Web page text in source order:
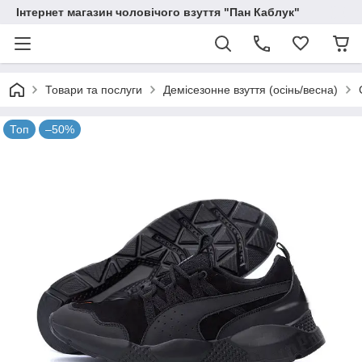
Інтернет магазин чоловічого взуття "Пан Каблук"
Товари та послуги Демісезонне взуття (осінь/весна)
Топ –50%